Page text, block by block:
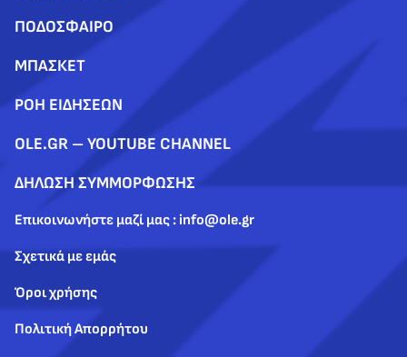
ΠΟΔΟΣΦΑΙΡΟ
ΜΠΑΣΚΕΤ
ΡΟΗ ΕΙΔΗΣΕΩΝ
OLE.GR – YOUTUBE CHANNEL
ΔΗΛΩΣΗ ΣΥΜΜΟΡΦΩΣΗΣ
Επικοινωνήστε μαζί μας : info@ole.gr
Σχετικά με εμάς
Όροι χρήσης
Πολιτική Απορρήτου